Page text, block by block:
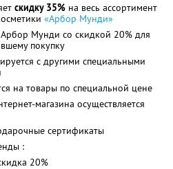
скидку 35% на весь ассортимент
«Арбор Мунди»
Мунди со скидкой 20% для
покупку
с другими специальными
на товары по специальной цене
магазина осуществляется
сертификаты
:
20%